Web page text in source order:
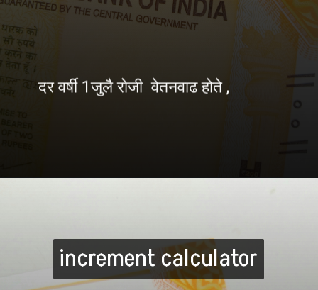
दर वर्षी 1जुलै रोजी वेतनवाढ होते ,
increment calculator
increment calculator